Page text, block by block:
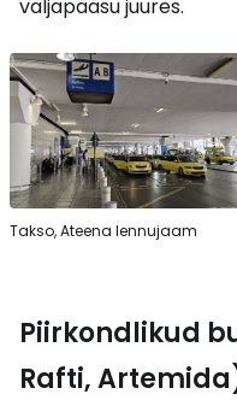
väljapääsu juures.
Takso, Ateena lennujaam
Piirkondlikud
Rafti,